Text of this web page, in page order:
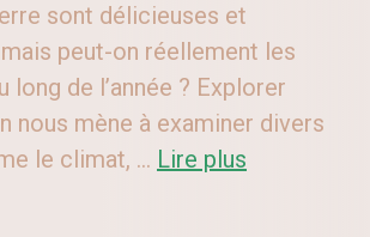
sont délicieuses et
peut-on réellement les
long de l’année ? Explorer
nous mène à examiner divers
le climat, ... Lire plus